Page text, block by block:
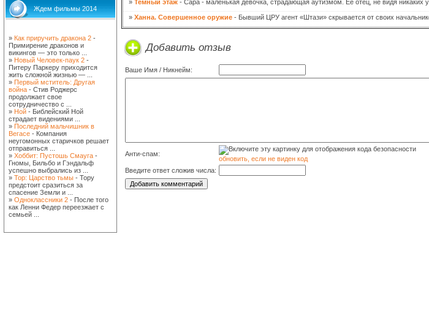
Ждем фильмы 2014
» Как приручить дракона 2 -
Примирение драконов и
викингов — это только ...
» Новый Человек-паук 2 -
Питеру Паркеру приходится
жить сложной жизнью — ...
» Первый мститель: Другая
война - Стив Роджерс
продолжает свое
сотрудничество с ...
» Ной - Библейский Ной
страдает видениями ...
» Последний мальчишник в
Вегасе - Компания
неугомонных старичков решает
отправиться ...
» Хоббит: Пустошь Смауга -
Гномы, Бильбо и Гэндальф
успешно выбрались из ...
» Тор: Царство тьмы - Тору
предстоит сразиться за
спасение Земли и ...
» Одноклассники 2 - После того
как Ленни Федер переезжает с
семьей ...
» Темный этаж - Cара - маленькая девочка, страдающая аутизмом. Ее отец, не видя никаких
» Ханна. Совершенное оружие - Бывший ЦРУ агент «Штази» скрывается от своих
Добавить отзыв
Ваше Имя / Никнейм:
Анти-спам:
обновить, если не виден код
Введите ответ сложив числа: